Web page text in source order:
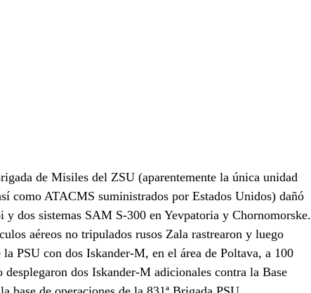
de Misiles del ZSU (aparentemente la única unidad
como ATACMS suministrados por Estados Unidos) dañó
dos sistemas SAM S-300 en Yevpatoria y Chornomorske.
aéreos no tripulados rusos Zala rastrearon y luego
PSU con dos Iskander-M, en el área de Poltava, a 100
dos Iskander-M adicionales contra la Base